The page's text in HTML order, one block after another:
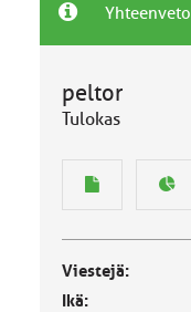
Yhteenveto
peltor
Tulokas
Viestejä:
Ikä: